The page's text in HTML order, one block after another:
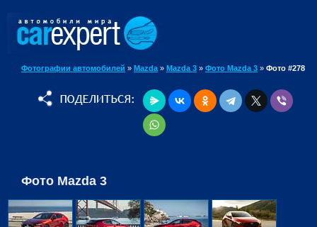
Фотографии автомобилей » Mazda » Mazda 3 » Фото Mazda 3 » Фото #278
Фото Mazda 3